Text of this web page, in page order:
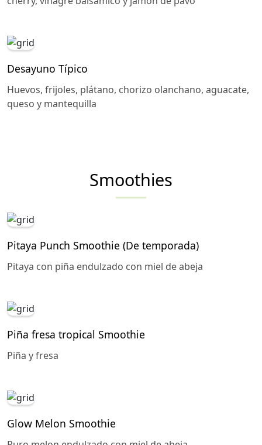
Desayuno Típico
Huevos, frijoles, plátano, chorizo olanchano, aguacate,
queso y mantequilla
Smoothies
Pitaya Punch Smoothie (De temporada)
Pitaya con piña endulzado con miel de abeja
Piña fresa tropical Smoothie
Piña y fresa
Glow Melon Smoothie